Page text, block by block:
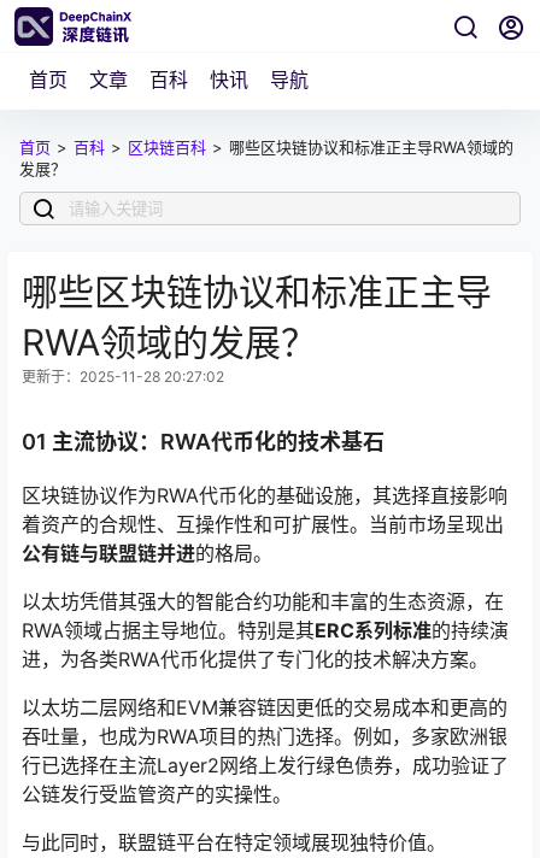
首页 文章 百科 快讯 导航
首页 > 百科 > 区块链百科 > 哪些区块链协议和标准正主导RWA领域的
发展？
哪些区块链协议和标准正主导
RWA领域的发展？
更新于：2025-11-28 20:27:02
01 主流协议：RWA代币化的技术基石
区块链协议作为RWA代币化的基础设施，其选择直接影响
着资产的合规性、互操作性和可扩展性。当前市场呈现出
公有链与联盟链并进的格局。
以太坊凭借其强大的智能合约功能和丰富的生态资源，在
RWA领域占据主导地位。特别是其ERC系列标准的持续演
进，为各类RWA代币化提供了专门化的技术解决方案。
以太坊二层网络和EVM兼容链因更低的交易成本和更高的
吞吐量，也成为RWA项目的热门选择。例如，多家欧洲银
行已选择在主流Layer2网络上发行绿色债券，成功验证了
公链发行受监管资产的实操性。
与此同时，联盟链平台在特定领域展现独特价值。